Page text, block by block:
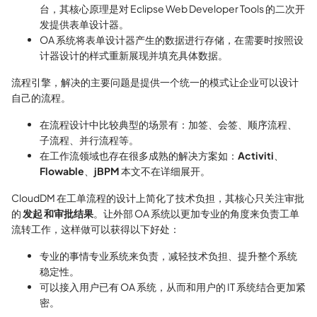
台，其核心原理是对 Eclipse Web Developer Tools 的二次开
发提供表单设计器。
OA 系统将表单设计器产生的数据进行存储，在需要时按照设
计器设计的样式重新展现并填充具体数据。
流程引擎，解决的主要问题是提供一个统一的模式让企业可以设计
自己的流程。
在流程设计中比较典型的场景有：加签、会签、顺序流程、
子流程、并行流程等。
在工作流领域也存在很多成熟的解决方案如： Activiti
Flowable
jBPM本文不在详细展开。
CloudDM 在工单流程的设计上简化了技术负担，其核心只关注审批
的 发起和审批结果 。让外部 OA 系统以更加专业的角度来负责工单
流转工作，这样做可以获得以下好处：
专业的事情专业系统来负责，减轻技术负担、提升整个系统
稳定性。
可以接入用户已有 OA 系统，从而和用户的 IT 系统结合更加紧
密。